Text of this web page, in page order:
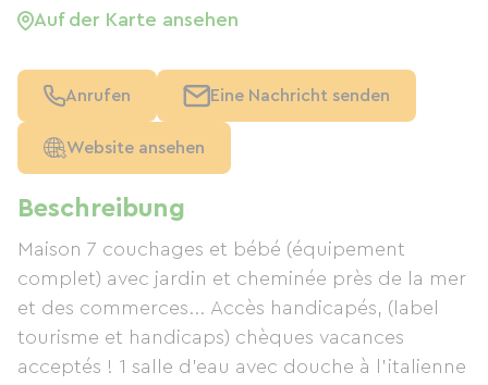
Beschreibung
Maison 7 couchages et bébé (équipement
complet) avec jardin et cheminée près de la mer
et des commerces... Accès handicapés, (label
tourisme et handicaps) chèques vacances
acceptés ! 1 salle d'eau avec douche à l'italienne
Auf der Karte ansehen
Anrufen Eine Nachricht senden
Website ansehen